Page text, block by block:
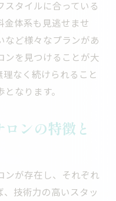
基本
の選び方
ンの口コミ事例
選びの注意点
功させるコツ
ンの見つけ方
スタイルに合っている
金体系も見逃せませ
など様々なプランがあ
ンを見つけることが大
なく続けられること
なります。
ンの特徴と
ンが存在し、それぞれ
技術力の高いスタッ